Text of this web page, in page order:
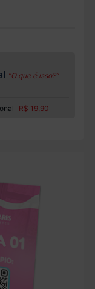
“O que é isso?”
R$ 19,90